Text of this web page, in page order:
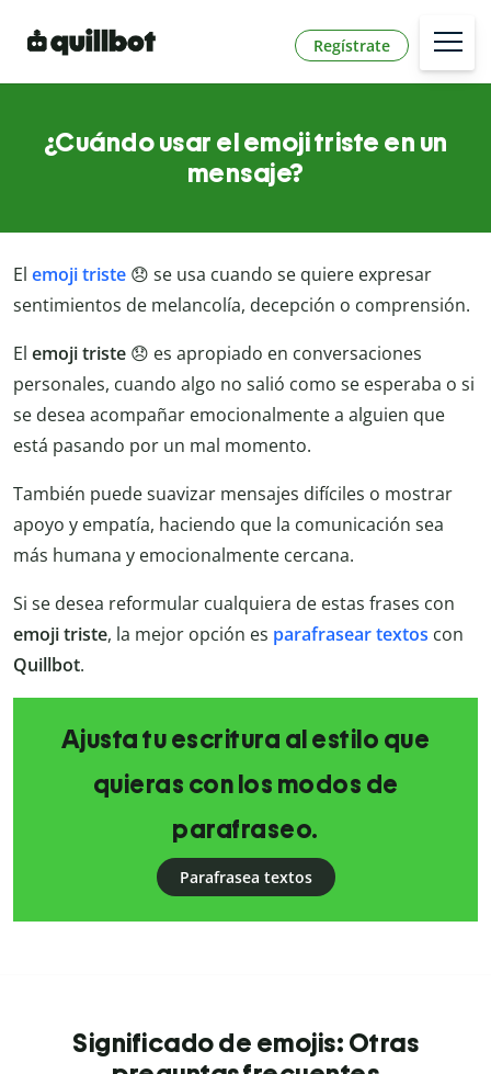
Regístrate
¿Cuándo usar el emoji triste en un
mensaje?
El emoji triste 😞 se usa cuando se quiere expresar
sentimientos de melancolía, decepción o comprensión.
El emoji triste 😞 es apropiado en conversaciones
personales, cuando algo no salió como se esperaba o si
se desea acompañar emocionalmente a alguien que
está pasando por un mal momento.
También puede suavizar mensajes difíciles o mostrar
apoyo y empatía, haciendo que la comunicación sea
más humana y emocionalmente cercana.
Si se desea reformular cualquiera de estas frases con
emoji triste, la mejor opción es parafrasear textos con
Quillbot.
Ajusta tu escritura al estilo que
quieras con los modos de
parafraseo.
Parafrasea textos
Significado de emojis: Otras